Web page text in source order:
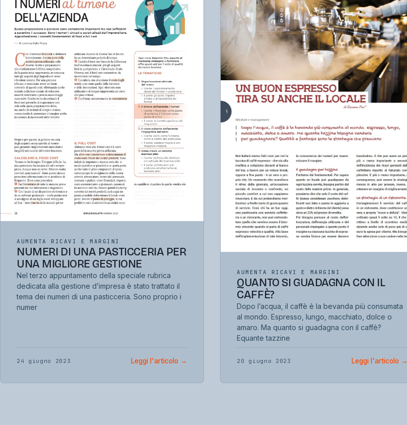
AUMENTA RICAVI E MARGINI
NUMERI DI UNA PASTICCERIA PER
UNA MIGLIORE GESTIONE
Nel terzo appuntamento della speciale rubrica
dedicata alla gestione d’impresa è stato trattato il
tema dei numeri di una pasticceria. Sono proprio i
numer
24 giugno 2023 Leggi l'articolo →
AUMENTA RICAVI E MARGINI
QUANTO SI GUADAGNA CON IL
CAFFÈ?
Dopo l’acqua, il caffè è la bevanda più consumata
al mondo. Espresso, lungo, macchiato, dolce o
amaro. Ma quanto si guadagna con il caffè?
Equante tazzine
20 giugno 2023 Leggi l'articolo →